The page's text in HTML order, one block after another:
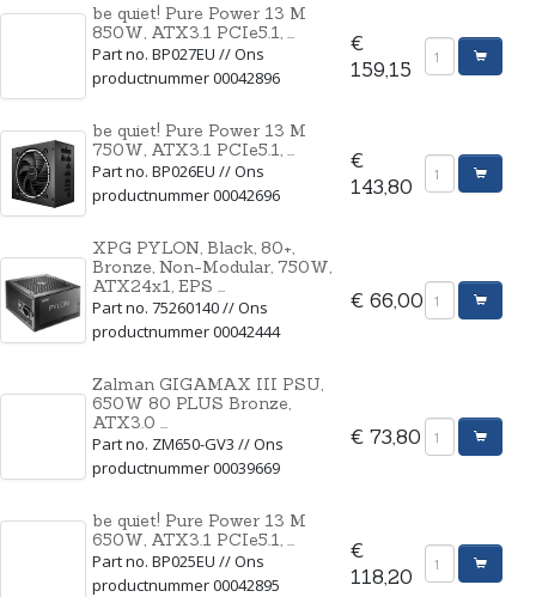
be quiet! Pure Power 13 M
850W, ATX3.1 PCIe5.1, ...
Part no. BP027EU // Ons
productnummer 00042896
€
159,15
be quiet! Pure Power 13 M
750W, ATX3.1 PCIe5.1, ...
Part no. BP026EU // Ons
productnummer 00042696
€
143,80
XPG PYLON, Black, 80+,
Bronze, Non-Modular, 750W,
ATX24x1, EPS ...
Part no. 75260140 // Ons
productnummer 00042444
€ 66,00
Zalman GIGAMAX III PSU,
650W 80 PLUS Bronze,
ATX3.0 ...
Part no. ZM650-GV3 // Ons
productnummer 00039669
€ 73,80
be quiet! Pure Power 13 M
650W, ATX3.1 PCIe5.1, ...
Part no. BP025EU // Ons
productnummer 00042895
€
118,20